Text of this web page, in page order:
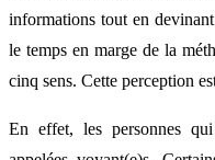
informations tout en
le temps en marge de la
cinq sens. Cette perception
En effet, les personnes